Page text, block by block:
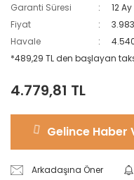
Garanti Süresi
12 Ay
Fiyat
Havale
*489,29 TL den başlayan
4.779,81 TL
Gelince Haber
Arkadaşına Öner